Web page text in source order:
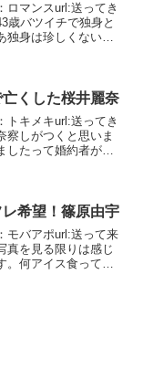
ロマンスurl:送ってき
歳バツイチで独身と
独身は珍しくないで
くした桜井麗奈
トキメキurl:送ってき
察しがつくと思いま
たって婚約者がい
希望！篠原由宇
モバアポurl:送って来
真を見る限りは感じ
。何アイス食ってん